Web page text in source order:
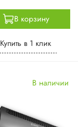
В корзину
Купить в 1 клик
В наличии